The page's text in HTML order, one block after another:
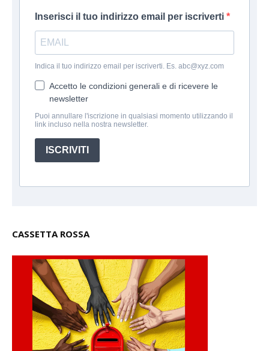
Inserisci il tuo indirizzo email per iscriverti
Indica il tuo indirizzo email per iscriverti. Es. abc@xyz.com
Accetto le condizioni generali e di ricevere le
newsletter
Puoi annullare l'iscrizione in qualsiasi momento utilizzando il
link incluso nella nostra newsletter.
ISCRIVITI
CASSETTA ROSSA